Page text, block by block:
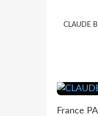
CLAUDE
France